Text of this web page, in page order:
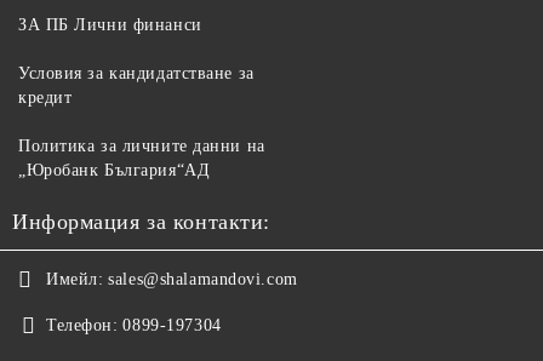
ЗА ПБ Лични финанси
Условия за кандидатстване за
кредит
Политика за личните данни на
„Юробанк България“АД
Информация за контакти:
Имейл: sales@shalamandovi.com
Телефон: 0899-197304